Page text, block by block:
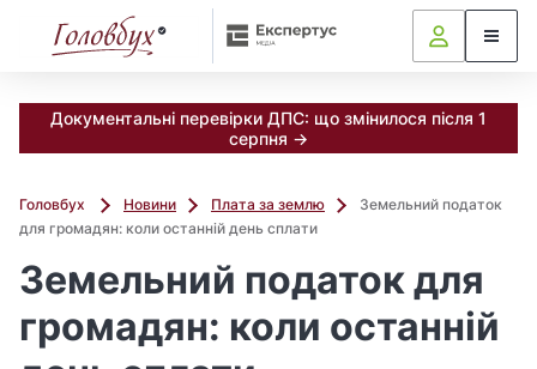
Документальні перевірки ДПС: що змінилося після 1
серпня →
Головбух Новини Плата за землю
Земельний податок
для громадян: коли останній день сплати
Земельний податок для
громадян: коли останній